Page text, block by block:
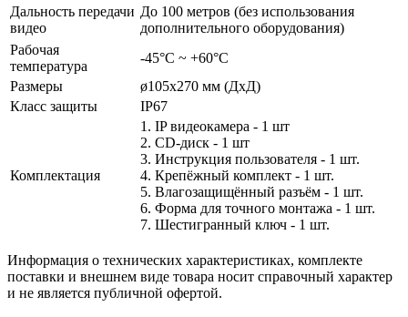
Дальность передачи
видео
До 100 метров (без использования
дополнительного оборудования)
Рабочая
температура
-45°С ~ +60°С
Размеры
ø105x270 мм (ДхД)
Класс защиты
IP67
Комплектация
1. IP видеокамера - 1 шт
2. СD-диск - 1 шт
3. Инструкция пользователя - 1 шт.
4. Крепёжный комплект - 1 шт.
5. Влагозащищённый разъём - 1 шт.
6. Форма для точного монтажа - 1 шт.
7. Шестигранный ключ - 1 шт.
Информация о технических характеристиках, комплекте
поставки и внешнем виде товара носит справочный характер
и не является публичной офертой.